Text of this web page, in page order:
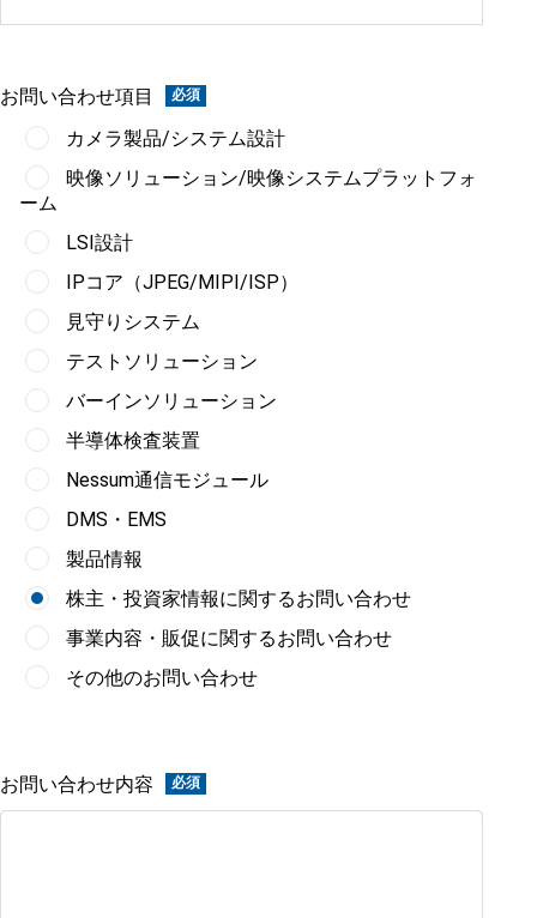
お問い合わせ項目
カメラ製品/システム設計
映像ソリューション/映像システムプラットフォ
ーム
LSI設計
IPコア（JPEG/MIPI/ISP）
見守りシステム
テストソリューション
バーインソリューション
半導体検査装置
Nessum通信モジュール
DMS・EMS
製品情報
株主・投資家情報に関するお問い合わせ
事業内容・販促に関するお問い合わせ
その他のお問い合わせ
お問い合わせ内容